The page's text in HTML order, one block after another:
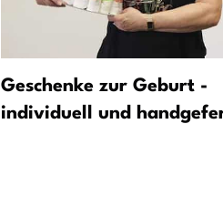
Geschenke zur Geburt -
individuell und